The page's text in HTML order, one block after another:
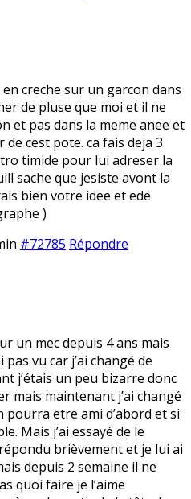
creche sur un garcon dans
de pluse que moi et il ne
et pas dans la meme anee et
cest pote. ca fais deja 3
timide pour lui adreser la
sache que jesiste avont la
bien votre idee et ede
)
#72785 Répondre
un mec depuis 4 ans mais
pas vu car j’ai changé de
j’étais un peu bizarre donc
mais maintenant j’ai changé
pourra etre ami d’abord et si
Mais j’ai essayé de le
brièvement et je lui ai
depuis 2 semaine il ne
quoi faire je l’aime